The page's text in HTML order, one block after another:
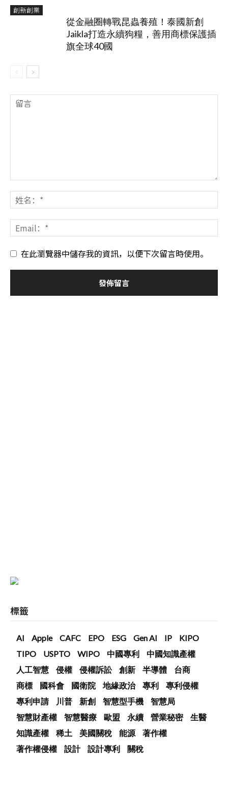
創新創業
從金融圈轉戰昆蟲養殖！泰國新創
Jaikla打造永續狗糧，善用商標保護插
旗全球40國
在此瀏覽器中儲存我的資訊，以便下次留言時使用。
標籤
AI Apple CAFC EPO ESG Gen AI IP
KIPO
TIPO
USPTO WIPO 中國專利
中國知識產權
人工智慧
侵權 侵權訴訟 創新 半導體
台商
商標
國科會 國衛院 地緣政治 專利
專利侵權
專利申請
川普 新創 智慧型手機
智慧局
智慧財產權
智慧醫療 歐盟 永續 營業秘密
生醫
知識產權
稀土 美國關稅 能源
著作權
著作權侵權
設計 設計專利 關稅